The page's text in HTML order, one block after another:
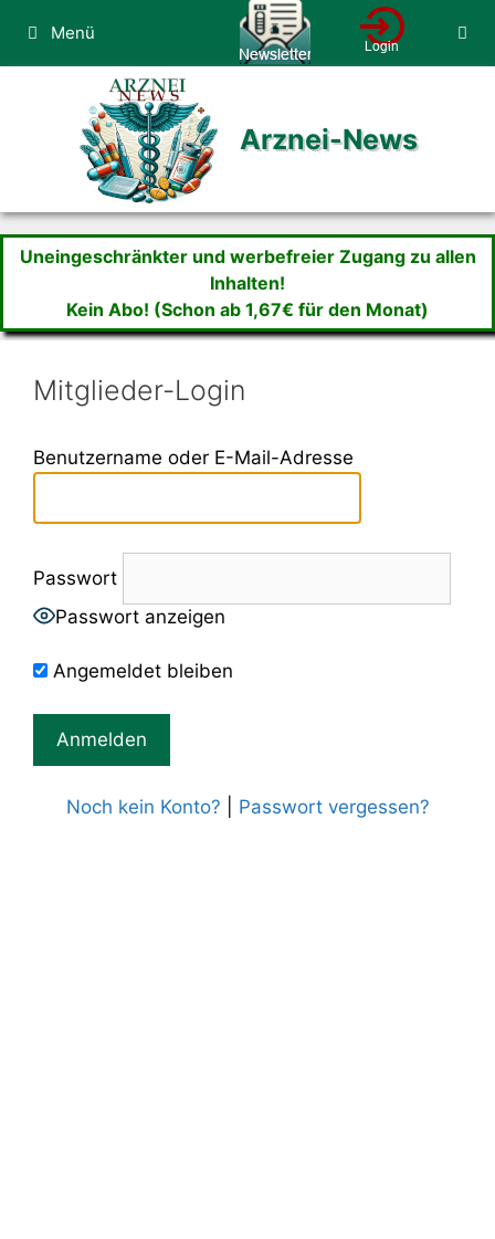
Inhalt
springen
Menü
Arznei-News
Uneingeschränkter und werbefreier Zugang zu allen
Inhalten!
Kein Abo! (Schon ab 1,67€ für den Monat)
Mitglieder-Login
Benutzername oder E-Mail-Adresse
Passwort
Passwort anzeigen
Angemeldet bleiben
Noch kein Konto? Passwort vergessen?